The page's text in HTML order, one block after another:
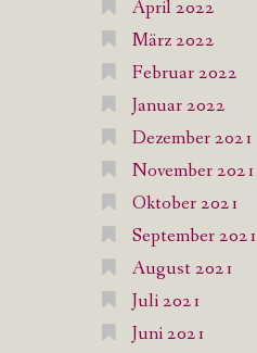
April 2022
März 2022
Februar 2022
Januar 2022
Dezember 2021
November 2021
Oktober 2021
September 2021
August 2021
Juli 2021
Juni 2021